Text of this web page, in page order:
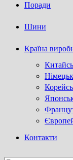
Поради
Шини
Країна
Контакти